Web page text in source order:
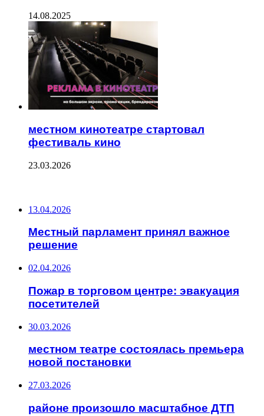
14.08.2025
местном кинотеатре стартовал
фестиваль кино
23.03.2026
13.04.2026
Местный парламент принял важное
решение
02.04.2026
Пожар в торговом центре: эвакуация
посетителей
30.03.2026
местном театре состоялась премьера
новой постановки
27.03.2026
районе произошло масштабное ДТП